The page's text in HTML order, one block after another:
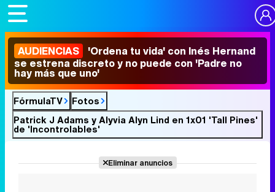
AUDIENCIAS 'Ordena tu vida' con Inés Hernand
se estrena discreto y no puede con 'Padre no
hay más que uno'
FórmulaTV
Fotos
Patrick J Adams y Alyvia Alyn Lind en 1x01 'Tall Pines'
de 'Incontrolables'
Eliminar anuncios